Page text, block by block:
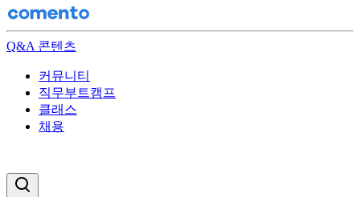
Q&A 콘텐츠
커뮤니티
직무부트캠프
클래스
채용